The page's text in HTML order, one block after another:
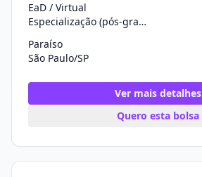
EaD / Virtual
Especialização (pós-graduação)
Paraíso
São Paulo/SP
Ver mais detalhes
Quero esta bolsa